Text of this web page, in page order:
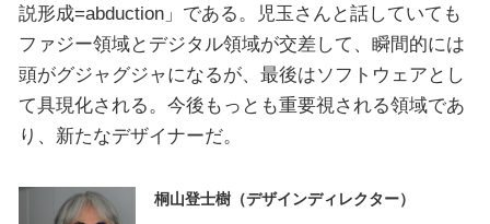
説形成=abduction」である。児玉さんと話していても
ファジー領域とデジタル領域が交差して、瞬間的には
頭がグジャグジャになるが、最後はソフトウェアとし
て具現化される。今後もっとも重要視される領域であ
り、新たなデザイナーだ。
桐山登士樹（デザインディレクター）